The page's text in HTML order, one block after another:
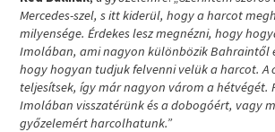
Mercedes-szel, s itt kiderül, hogy a harcot
milyensége. Érdekes lesz megnézni, hogy
Imolában, ami nagyon különbözik Bahraintől
hogy hogyan tudjuk felvenni velük a harcot. A
teljesítsek, így már nagyon várom a hétvégét.
Imolában visszatérünk és a dobogóért, vagy
győzelemért harcolhatunk.”